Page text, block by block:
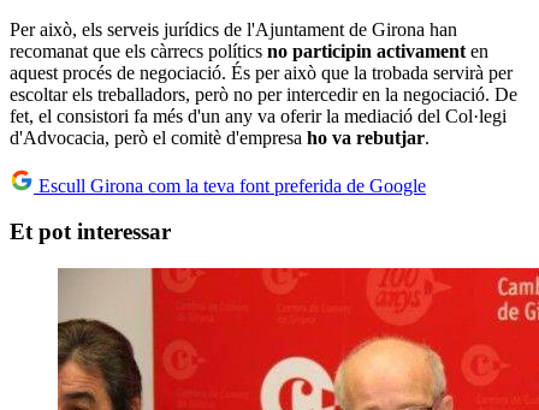
Per això, els serveis jurídics de l'Ajuntament de Girona han
recomanat que els càrrecs polítics no participin activament en
aquest procés de negociació. És per això que la trobada servirà per
escoltar els treballadors, però no per intercedir en la negociació. De
fet, el consistori fa més d'un any va oferir la mediació del Col·legi
d'Advocacia, però el comitè d'empresa ho va rebutjar.
Escull Girona com la teva font preferida de Google
Et pot interessar